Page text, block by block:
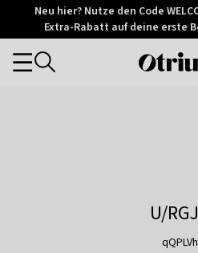
Otrium
Trustpilot
Neu hier? Nutze den Code
Extra-Rabatt auf deine erste
Categories
U/
qQPLVh